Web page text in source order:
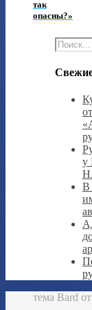
так
опасны?»
у
В
тема Bard от